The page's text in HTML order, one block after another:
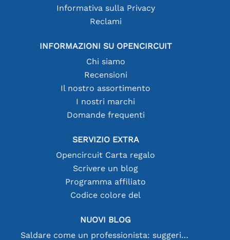
Informativa sulla Privacy
Reclami
INFORMAZIONI SU OPENCIRCUIT
Chi siamo
Recensioni
Il nostro assortimento
I nostri marchi
Domande frequenti
SERVIZIO EXTRA
Opencircuit Carta regalo
Scrivere un blog
Programma affiliato
Codice colore del
NUOVI BLOG
Saldare come un professionista: suggerimenti per connessioni elettroniche perfette